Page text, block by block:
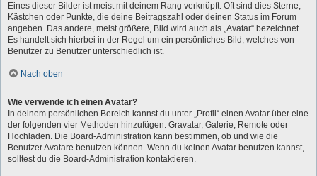
Eines dieser Bilder ist meist mit deinem Rang verknüpft: Oft sind dies Sterne,
Kästchen oder Punkte, die deine Beitragszahl oder deinen Status im Forum
angeben. Das andere, meist größere, Bild wird auch als „Avatar“ bezeichnet.
Es handelt sich hierbei in der Regel um ein persönliches Bild, welches von
Benutzer zu Benutzer unterschiedlich ist.
Nach oben
Wie verwende ich einen Avatar?
In deinem persönlichen Bereich kannst du unter „Profil“ einen Avatar über eine
der folgenden vier Methoden hinzufügen: Gravatar, Galerie, Remote oder
Hochladen. Die Board-Administration kann bestimmen, ob und wie die
Benutzer Avatare benutzen können. Wenn du keinen Avatar benutzen kannst,
solltest du die Board-Administration kontaktieren.